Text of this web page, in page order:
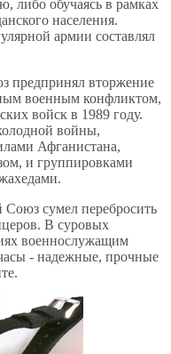
либо обучаясь в рамках
населения.
армии составлял
предпринял вторжение
военным конфликтом,
войск в 1989 году.
войны,
Афганистана,
и группировками
сумел перебросить
В суровых
военнослужащим
- надежные, прочные